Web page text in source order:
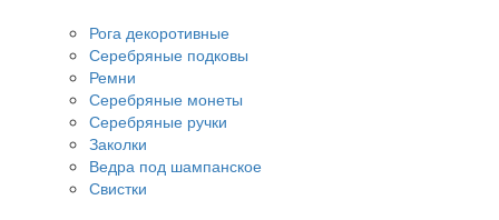
Рога декоротивные
Серебряные подковы
Ремни
Серебряные монеты
Серебряные ручки
Заколки
Ведра под шампанское
Свистки